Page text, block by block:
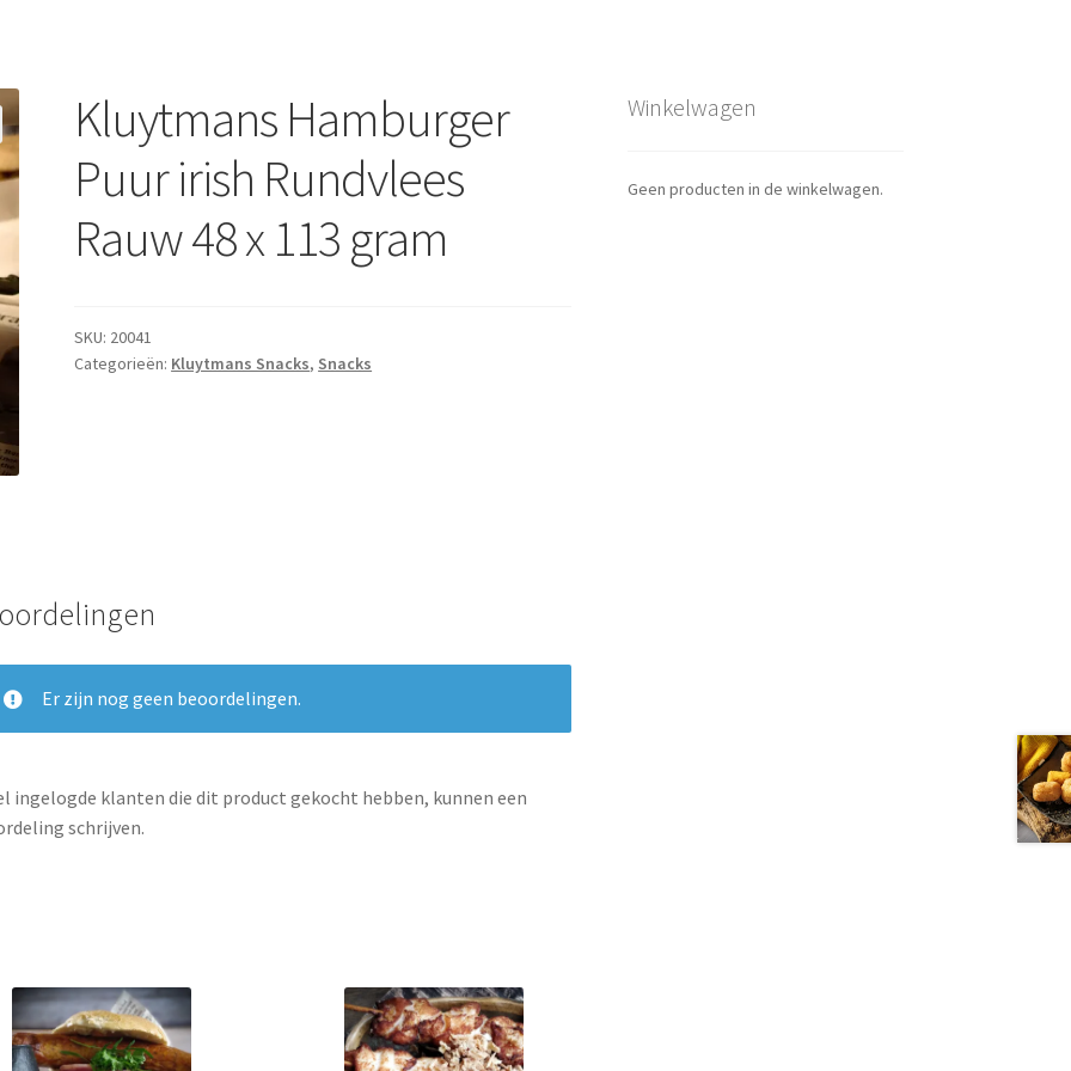
Kluytmans Hamburger
Puur irish Rundvlees
Rauw 48 x 113 gram
SKU: 20041
Categorieën: Kluytmans Snacks, Snacks
Er zijn nog geen beoordelingen.
ingelogde klanten die dit product gekocht hebben, kunnen een
schrijven.
Winkelwagen
Geen producten in de winkelwagen.